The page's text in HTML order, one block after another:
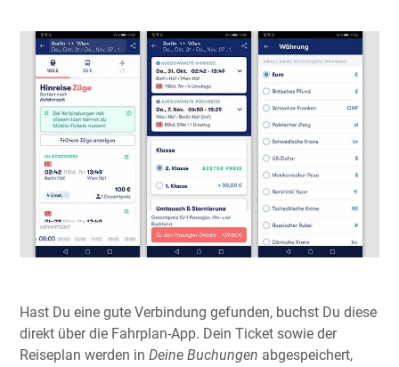
Hast Du eine gute Verbindung gefunden, buchst Du diese
direkt über die Fahrplan-App. Dein Ticket sowie der
Reiseplan werden in Deine Buchungen abgespeichert,